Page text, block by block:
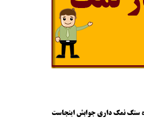
سنگ نمک داری جوابش اینجاست